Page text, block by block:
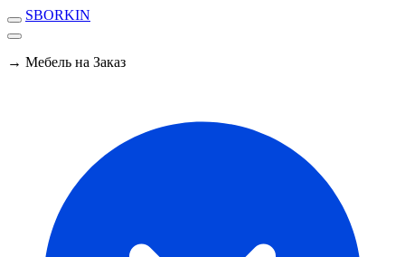
SBORKIN
→ Мебель на Заказ